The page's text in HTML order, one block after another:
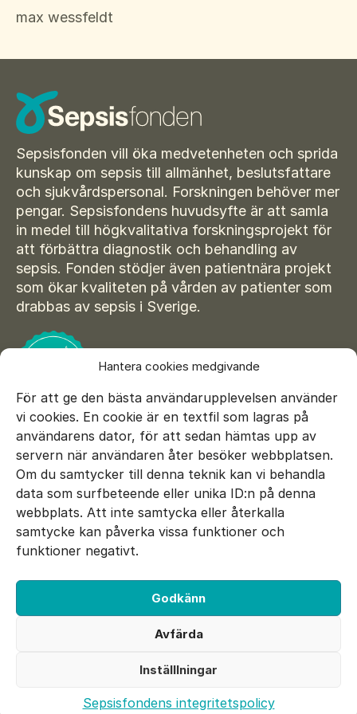
Hantera cookies medgivande
För att ge den bästa användarupplevelsen använder
vi cookies. En cookie är en textfil som lagras på
användarens dator, för att sedan hämtas upp av
servern när användaren åter besöker webbplatsen.
Om du samtycker till denna teknik kan vi behandla
data som surfbeteende eller unika ID:n på denna
webbplats. Att inte samtycka eller återkalla
samtycke kan påverka vissa funktioner och
funktioner negativt.
Godkänn
Avfärda
Inställlningar
Sepsisfondens integritetspolicy
För amputerade
Sepsisforum
Axel Lyons minnesstipendium
Vår Integritetspolicy
Våra partners
Vid begravning
Testamente
Beställ material
Dansk
max wessfeldt
Sepsisfonden vill öka medvetenheten och sprida
kunskap om sepsis till allmänhet, beslutsfattare
och sjukvårdspersonal. Forskningen behöver mer
pengar. Sepsisfondens huvudsyfte är att samla
in medel till högkvalitativa forskningsprojekt för
att förbättra diagnostik och behandling av
sepsis. Fonden stödjer även patientnära projekt
som ökar kvaliteten på vården av patienter som
drabbas av sepsis i Sverige.
E-mail: info@sepsisfonden.se
DONERA
BG 900-5265
Instagram
Cookie inställningar